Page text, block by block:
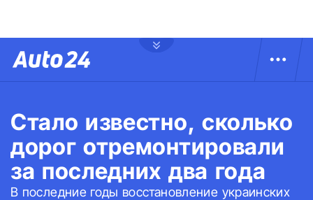
Стало известно, сколько
дорог отремонтировали
за последних два года
В последние годы восстановление украинских